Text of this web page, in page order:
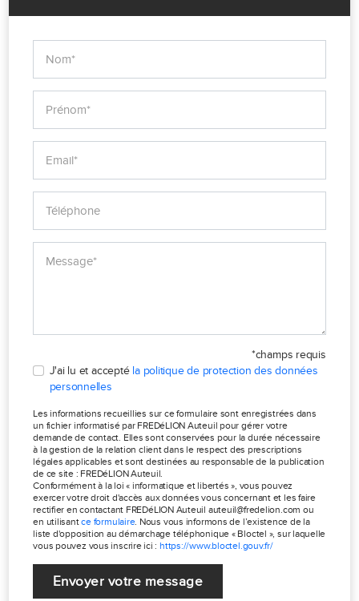
*champs requis
J'ai lu et accepté la politique de protection des données
personnelles
Les informations recueillies sur ce formulaire sont enregistrées dans
un fichier informatisé par FREDéLION Auteuil pour gérer votre
demande de contact. Elles sont conservées pour la durée nécessaire
à la gestion de la relation client dans le respect des prescriptions
légales applicables et sont destinées au responsable de la publication
de ce site : FREDéLION Auteuil.
Conformément à la loi « informatique et libertés », vous pouvez
exercer votre droit d'accès aux données vous concernant et les faire
rectifier en contactant FREDéLION Auteuil auteuil@fredelion.com ou
en utilisantce formulaire. Nous vous informons de l’existence de la
liste d'opposition au démarchage téléphonique « Bloctel », sur laquelle
vous pouvez vous inscrire ici : https://www.bloctel.gouv.fr/
Envoyer votre message